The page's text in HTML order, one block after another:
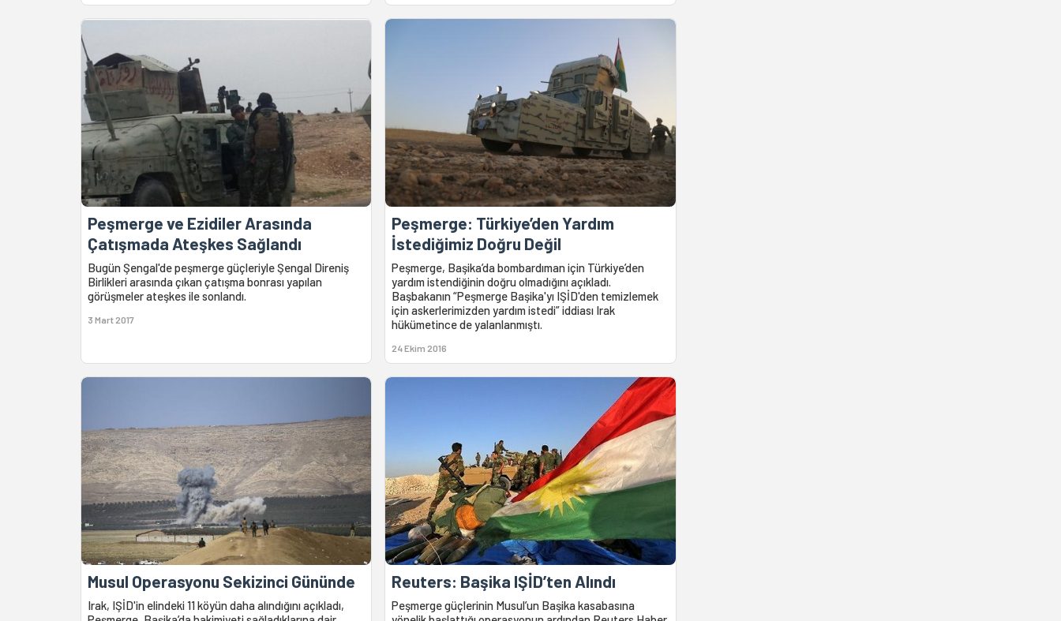
Peşmerge ve Ezidiler Arasında
Çatışmada Ateşkes Sağlandı
Bugün Şengal'de peşmerge güçleriyle Şengal Direniş
Birlikleri arasında çıkan çatışma bonrası yapılan
görüşmeler ateşkes ile sonlandı.
3 Mart 2017
Peşmerge: Türkiye’den Yardım
İstediğimiz Doğru Değil
Peşmerge, Başika’da bombardıman için Türkiye’den
yardım istendiğinin doğru olmadığını açıkladı.
Başbakanın “Peşmerge Başika'yı IŞİD'den temizlemek
için askerlerimizden yardım istedi” iddiası Irak
hükümetince de yalanlanmıştı.
24 Ekim 2016
Musul Operasyonu Sekizinci Gününde
Irak, IŞİD'in elindeki 11 köyün daha alındığını açıkladı,
Reuters: Başika IŞİD’ten Alındı
Peşmerge güçlerinin Musul’un Başika kasabasına